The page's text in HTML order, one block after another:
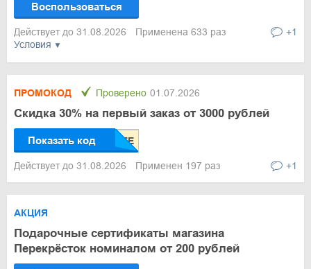
Условия
Воспользоваться
Действует до 31.08.2026 Применена 633 раз +1
ПРОМОКОД Проверено 01.07.2026
Скидка 30% на первый заказ от 3000 рублей
Показать код
Действует до 31.08.2026 Применен 197 раз +1
АКЦИЯ
Подарочные сертификаты магазина
Перекрёсток номиналом от 200 рублей